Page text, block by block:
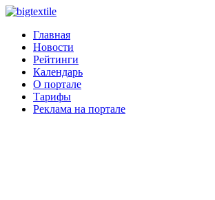
Главная
Новости
Рейтинги
Календарь
О портале
Тарифы
Реклама на портале